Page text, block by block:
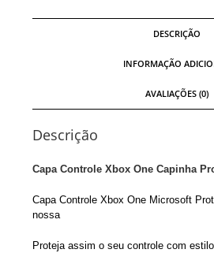
DESCRIÇÃO
INFORMAÇÃO
AVALIAÇÕES (0)
Descrição
Capa Controle Xbox One Capinha
Capa Controle Xbox One Microsoft
nossa
Proteja assim o seu controle com